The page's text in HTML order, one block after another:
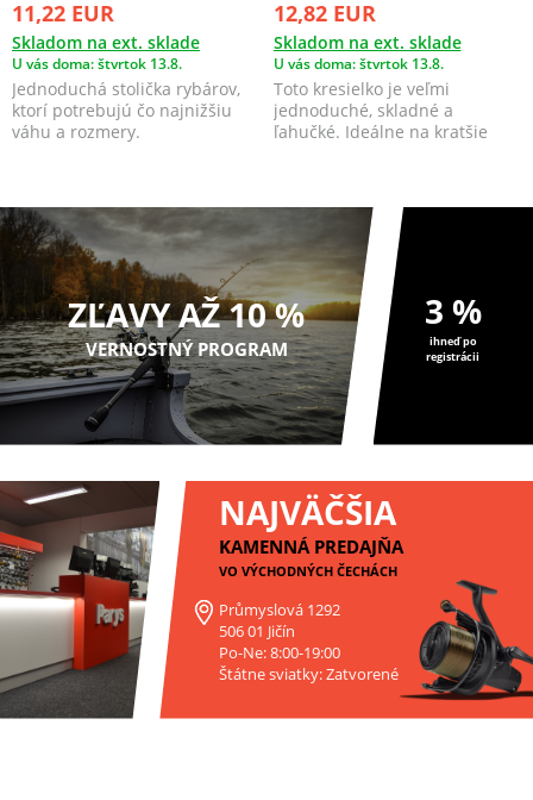
11,22 EUR
Skladom na ext. sklade
U vás doma: štvrtok 13.8.
Jednoduchá stolička rybárov,
ktorí potrebujú čo najnižšiu
váhu a rozmery.​
12,82 EUR
Skladom na ext. sklade
U vás doma: štvrtok 13.8.
Toto kresielko je veľmi
jednoduché, skladné a
ľahučké. Ideálne na kratšie
ZĽAVY AŽ 10 %
VERNOSTNÝ PROGRAM
3 %
ihneď po
registrácii
NAJVÄČŠIA
KAMENNÁ PREDAJŇA
VO VÝCHODNÝCH ČECHÁCH
Průmyslová 1292
506 01 Jičín
Po-Ne: 8:00-19:00
Štátne sviatky: Zatvorené